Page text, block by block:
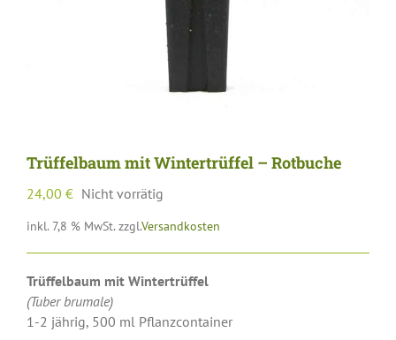
Trüffelbaum mit Wintertrüffel – Rotbuche
24,00 € Nicht vorrätig
inkl. 7,8 % MwSt. zzgl.Versandkosten
Trüffelbaum mit Wintertrüffel
(Tuber brumale)
1-2 jährig, 500 ml Pflanzcontainer